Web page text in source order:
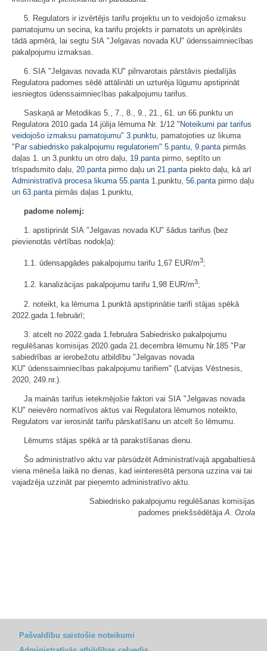
5. Regulators ir izvērtējis tarifu projektu un to veidojošo izmaksu
pamatojumu un secina, ka tarifu projekts ir pamatots un aprēķināts
tādā apmērā, lai segtu SIA "Jelgavas novada KU" ūdenssaimniecības
pakalpojumu izmaksas.
6. SIA "Jelgavas novada KU" pilnvarotais pārstāvis piedalījās
Regulatora padomes sēdē attālināti un uzturēja lūgumu apstiprināt
iesniegtos ūdenssaimniecības pakalpojumu tarifus.
Saskaņā ar Metodikas 5., 7., 8., 9., 21., 61. un 66.punktu un
Regulatora 2010.gada 14.jūlija lēmuma Nr. 1/12 " Noteikumi par tarifus
veidojošo izmaksu pamatojumu" 3.punktu, pamatojoties uz likuma
" Par sabiedrisko pakalpojumu regulatoriem" 5.pantu, 9.pantapirmās
daļas 1. un 3.punktu un otro daļu, 19.pantapirmo, septīto un
trīspadsmito daļu, 20.pantapirmo daļu un 21.pantapiekto daļu, kā arī
Administratīvā procesa likuma 55.panta1.punktu, 56.pantapirmo daļu
un 63.pantapirmās daļas 1.punktu,
padome nolemj:
1. apstiprināt SIA "Jelgavas novada KU" šādus tarifus (bez
pievienotās vērtības nodokļa):
1.1. ūdensapgādes pakalpojumu tarifu 1,67 EUR/m3;
1.2. kanalizācijas pakalpojumu tarifu 1,98 EUR/m3;
2. noteikt, ka lēmuma 1.punktā apstiprinātie tarifi stājas spēkā
2022.gada 1.februārī;
3. atcelt no 2022.gada 1.februāra Sabiedrisko pakalpojumu
regulēšanas komisijas 2020.gada 21.decembra lēmumu Nr.185 "Par
sabiedrības ar ierobežotu atbildību "Jelgavas novada
KU" ūdenssaimniecības pakalpojumu tarifiem" (Latvijas Vēstnesis,
2020, 249.nr.).
Ja mainās tarifus ietekmējošie faktori vai SIA "Jelgavas novada
KU" neievēro normatīvos aktus vai Regulatora lēmumos noteikto,
Regulators var ierosināt tarifu pārskatīšanu un atcelt šo lēmumu.
Lēmums stājas spēkā ar tā parakstīšanas dienu.
Šo administratīvo aktu var pārsūdzēt Administratīvajā apgabaltiesā
viena mēneša laikā no dienas, kad ieinteresētā persona uzzina vai tai
vajadzēja uzzināt par pieņemto administratīvo aktu.
Sabiedrisko pakalpojumu regulēšanas komisijas
padomes priekšsēdētāja A. Ozola
Pašvaldību saistošie noteikumi